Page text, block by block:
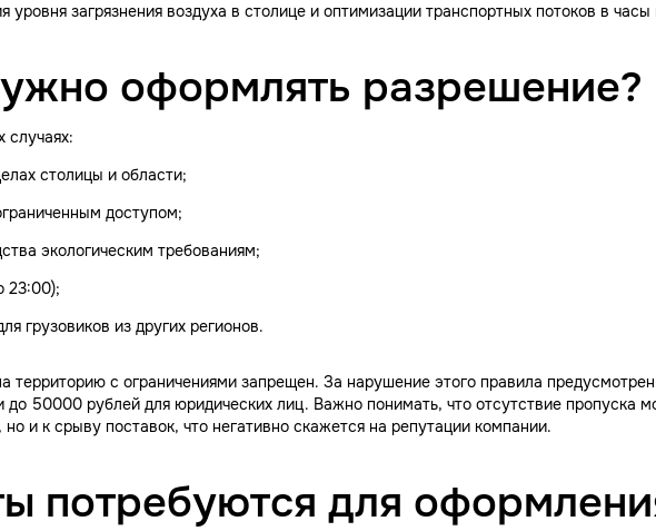
загрязнения воздуха в столице и оптимизации транспортных потоков в часы
оформлять разрешение?
случаях:
столицы и области;
доступом;
экологическим требованиям;
23:00);
грузовиков из других регионов.
территорию с ограничениями запрещен. За нарушение этого правила
50000 рублей для юридических лиц. Важно понимать, что отсутствие пропуска
и к срыву поставок, что негативно скажется на репутации компании.
потребуются для